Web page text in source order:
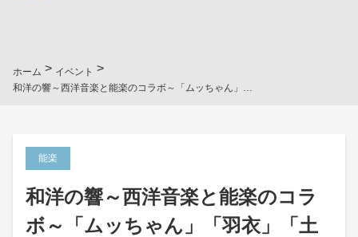
ホーム > イベント >
和洋の響～西洋音楽と能楽のコラボ～「ムッちゃん」「羽衣」「土蜘蛛」
能楽
和洋の響～西洋音楽と能楽のコラ
ボ～「ムッちゃん」「羽衣」「土